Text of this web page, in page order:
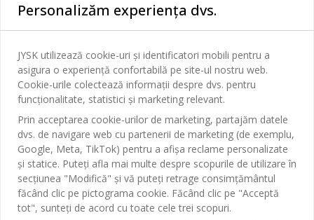
Baie
Birou
Sufragerie
Bucătărie
Depozitare
Perdele
Grădină
Contact Relații Clienți
Magazine și program
Broșură
Termeni si conditii vânzări online
Garantia prețului
Garanția Produselor
JYSK
Despre JYSK
JYSK.com
Presă
Locuri de muncă
SEDIU CENTRAL
TAROL-DD S.R.L. str. Jubiliara, 41A mun. Chișinău, Republica
Moldova
JYSK BUSINESS TO BUSINESS
JYSK RELAȚII CLIENȚI
Contact Relații Clienți
Telefon: 022 022 030
E-mail: support@jysk.md
Urmărește Jysk
Personalizăm experiența dvs.
JYSK utilizează cookie-uri și identificatori mobili pentru a
asigura o experiență confortabilă pe site-ul nostru web.
Cookie-urile colectează informații despre dvs. pentru
funcționalitate, statistici și marketing relevant.
Prin acceptarea cookie-urilor de marketing, partajăm datele
dvs. de navigare web cu partenerii de marketing (de exemplu,
Google, Meta, TikTok) pentru a afișa reclame personalizate
și statice. Puteți afla mai multe despre scopurile de utilizare în
secțiunea "Modifică" și vă puteți retrage consimțământul
făcând clic pe pictograma cookie. Făcând clic pe "Acceptă
tot", sunteți de acord cu toate cele trei scopuri.